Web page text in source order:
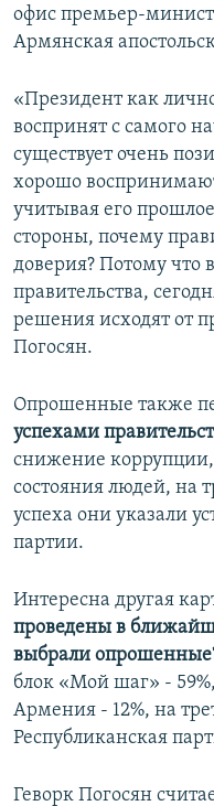
офис премьер-
Армянская
«Президент как
воспринят с самого
существует очень
хорошо
учитывая его
стороны, почему
доверия? Потому что
правительства,
решения исходят от
Погосян.
Опрошенные также
успехами
снижение
состояния людей, на
успеха они указали
партии.
Интересна другая
проведены в
выбрали
блок «Мой шаг» -
Армения - 12%, на
Республиканская
Геворк Погосян